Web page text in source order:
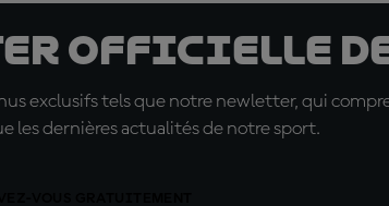
officielle de
exclusifs tels que notre newletter, qui
les dernières actualités de notre sport.